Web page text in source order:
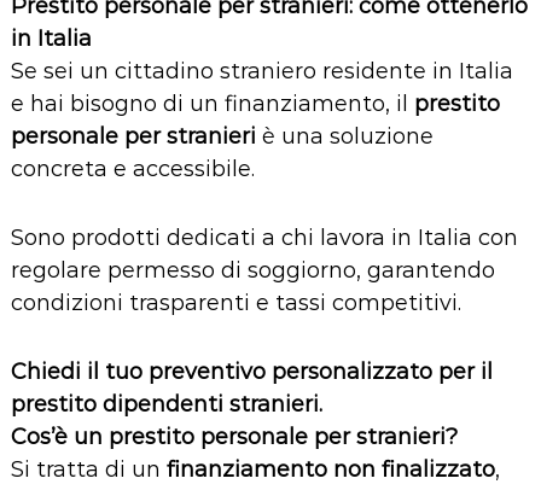
Prestito personale per stranieri: come ottenerlo
in Italia
Se sei un cittadino straniero residente in Italia
e hai bisogno di un finanziamento, il prestito
personale per stranieri è una soluzione
concreta e accessibile.
Sono prodotti dedicati a chi lavora in Italia con
regolare permesso di soggiorno, garantendo
condizioni trasparenti e tassi competitivi.
Chiedi il tuo preventivo personalizzato per il
prestito dipendenti stranieri.
Cos’è un prestito personale per stranieri?
Si tratta di un finanziamento non finalizzato,